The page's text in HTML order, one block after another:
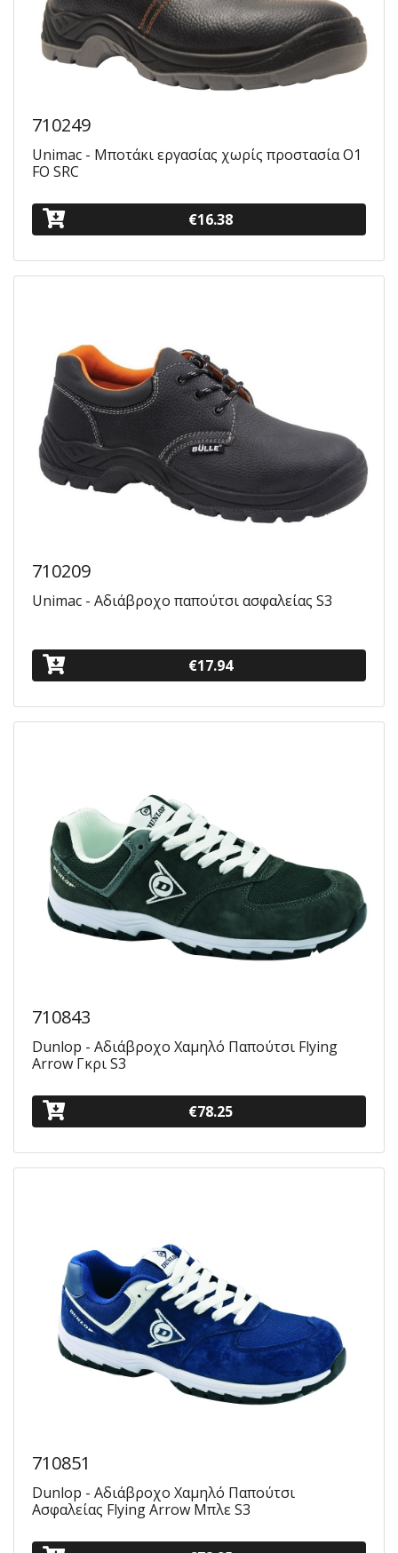
710249
Unimac - Μποτάκι εργασίας χωρίς προστασία O1
FO SRC
€16.38
710209
Unimac - Αδιάβροχο παπούτσι ασφαλείας S3
€17.94
710843
Dunlop - Αδιάβροχο Χαμηλό Παπούτσι Flying
Arrow Γκρι S3
€78.25
710851
Dunlop - Αδιάβροχο Χαμηλό Παπούτσι
Ασφαλείας Flying Arrow Μπλε S3